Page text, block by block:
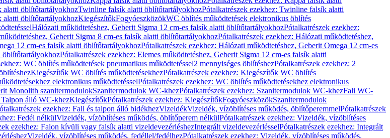
alatti öblítőtartályokhozTwinline falsík alatti öblítőtartályokhozPótalkatrészek ezekhez: Twinline falsík alatti
alatti öblítőtartályokhozKiegészítőkFogyóeszközökWC öblítés működtetések elektronikus öblítés
Hálózati működtetéshez, Geberit Sigma 12 cm-es falsík alatti öblítőtartályokhozPótalkatrészek ezekhez:
Geberit Sigma 8 cm-es falsík alatti öblítőtartályokhozPótalkatrészek ezekhez: Hálózati működtetéshez,
12 cm-es falsík alatti öblítőtartályokhozPótalkatrészek ezekhez: Hálózati működtetéshez, Geberit Omega 12 cm-es
öblítőtartályokhozPótalkatrészek ezekhez: Elemes működtetéshez, Geberit Sigma 12 cm-es falsík alatti
WC öblítés működtetések pneumatikus működtetéssel2 mennyiséges öblítéshezPótalkatrészek ezekhez: 2
Kiegészítők WC öblítés működtetésekhezPótalkatrészek ezekhez: Kiegészítők WC öblítés
elektronikus működtetésselPótalkatrészek ezekhez: WC öblítés működtetésekhez elektronikus
Monolith szanitermodulokSzanitermodulok WC-khezPótalkatrészek ezekhez: Szanitermodulok WC-khezFali WC-
Talpon álló WC-khezKiegészítőkPótalkatrészek ezekhez: KiegészítőkFogyóeszközökSzanitermodulok
ezekhez: Fali és talpon álló bidékhezVizeldékVizeldék, vízöblítéses működés, öblítőperemmelPótalkatrészek
Fedél nélkülVizeldék, vízöblítéses működés, öblítőperem nélkülPótalkatrészek ezekhez: Vizeldék, vízöblítéses
ezekhez: Falon kívüli vagy falsík alatti vizeldevezérléshezIntegrált vizeldevezérlésselPótalkatrészek ezekhez: Integrált
Vizeldék, vízöblítéses működés, fedéllel/fedélhezPótalkatrészek ezekhez: Vizeldék, vízöblítéses működés,